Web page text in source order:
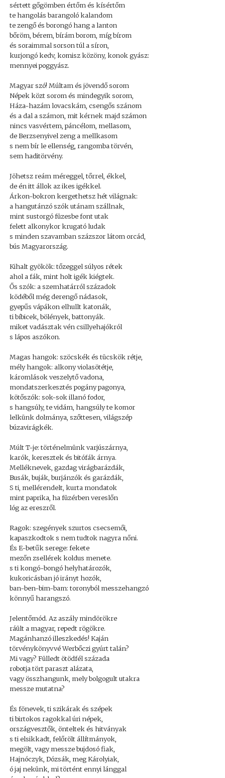
sértett gőgömben értőm és kísértőm
te hangolás barangoló kalandom
te zengő és borongó hang a lanton
bőröm, bérem, bírám borom, míg bírom
és soraimmal sorson túl a síron,
kurjongó kedv, komisz közöny, konok gyász:
mennyei poggyász.
Magyar szó! Múltam és jövendő sorom
Népek közt sorom és mindegyik sorom,
Háza-hazám lovacskám, csengős szánom
és a dal a számon, mit kérnek majd számon
nincs vasvértem, páncélom, mellasom,
de Berzsenyivel zeng a mellkasom
s nem bír le ellenség, rangomba törvén,
sem haditörvény.
Jöhetsz reám méreggel, tőrrel, ékkel,
de én itt állok az ikes igékkel.
Árkon-bokron kergethetsz hét világnak:
a hangutánzó szók utánam szállnak,
mint sustorgó füzesbe font utak
felett alkonykor krugató ludak
s minden szavamban százszor látom orcád,
bús Magyarország.
Kihalt gyökök: tőzeggel súlyos rétek
ahol a fák, mint holt igék kiégtek.
Ős szók: a szemhatárról századok
ködéből még derengő nádasok,
gyepűs vápákon elhullt katonák,
ti bíbicek, bölények, battonyák.
miket vadásztak vén csillyehajókról
s lápos aszókon.
Magas hangok: szöcskék és tücskök rétje,
mély hangok: alkony violasötétje,
káromlások veszelytő vadona,
mondatszerkesztés pogány pagonya,
kötőszók: sok-sok illanó fodor,
s hangsúly, te vidám, hangsúly te komor
lelkünk dolmánya, szőttesen, világszép
búzavirágkék.
Múlt T-je: történelmünk varjúszárnya,
karók, keresztek és bitófák árnya.
Melléknevek, gazdag virágbarázdák,
Busák, buják, burjánzók és garázdák,
S ti, mellérendelt, kurta mondatok
mint paprika, ha füzérben vereslőn
lóg az ereszről.
Ragok: szegények szurtos csecsemői,
kapaszkodtok s nem tudtok nagyra nőni.
És E-betűk serege: fekete
mezőn zsellérek koldus menete.
s ti kongó-bongó helyhatározók,
kukoricásban jó irányt hozók,
ban-ben-bim-bam: toronyból messzehangzó
könnyű harangszó.
Jelentőmód. Az aszály mindörökre
ráült a magyar, repedt rögökre.
Magánhanzó illeszkedés! Kaján
törvénykönyvvé Werbőczi gyúrt talán?
Mi vagy? Fülledt ötödfél százada
robotja tört paraszt alázata,
vagy összhangunk, mely bolgogult utakra
messze mutatna?
És fönevek, ti szikárak és szépek
ti birtokos ragokkal úri népek,
országvesztők, önteltek és hitványak
s ti elsikkadt, felőrölt állítmányok,
megölt, vagy messze bujdosó fiak,
Hajnóczyk, Dózsák, meg Károlyiak,
ó jaj nekünk, mi történt ennyi lánggal